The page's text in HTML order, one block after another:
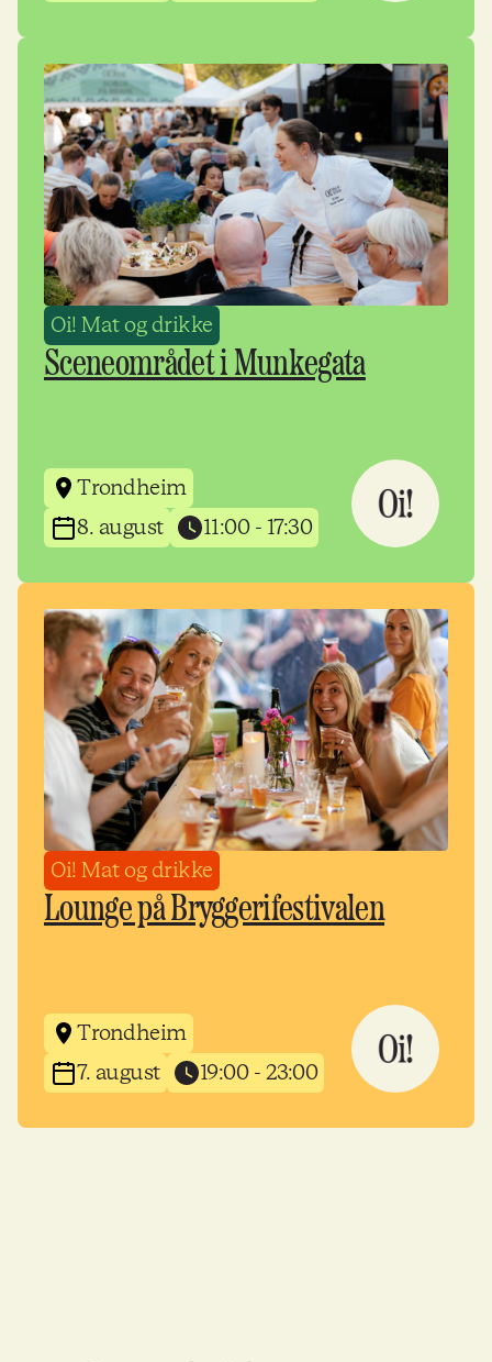
Oi! Mat og drikke
Sceneområdet i Munkegata
Trondheim
8. august
11:00 - 17:30
Oi! Mat og drikke
Lounge på Bryggerifestivalen
Trondheim
7. august
19:00 - 23:00